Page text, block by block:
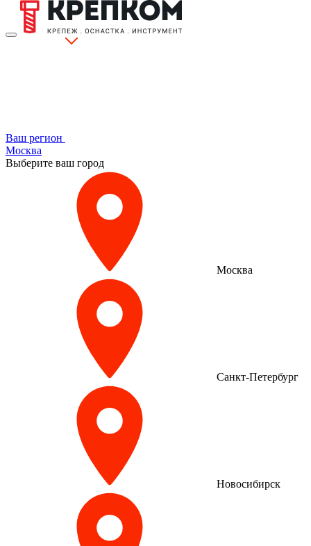
Ваш регион
Москва
Выберите ваш город
Москва
Санкт-Петербург
Новосибирск